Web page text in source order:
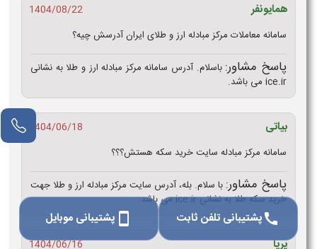
همایونفر
1404/08/22
سامانه معاملات مرکز مبادله ارز و طلای ایران آدرسش چیه؟
پاسخ مشاور: باسلام. آدرس سامانه مرکز مبادله ارز و طلا به نشانی
ice.ir می باشد.
بیاتی
1404/06/18
سامانه مرکز مبادله سایت خرید سکه هستش؟؟؟
پاسخ مشاور: با سلام. بله، آدرس سایت مرکز مبادله ارز و طلا جهت
خرید سکه طلا به نشانی ice.ir می باشد.
پریا 1404/06/16
callپشتیبانی تلفن ثابت smartphone پشتیبانی موبایل